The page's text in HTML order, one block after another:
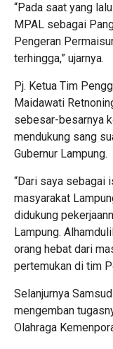
“Pada saat yang
MPAL sebagai
Pengeran
terhingga,” ujarnya.
Pj. Ketua Tim
Maidawati
sebesar-besarnya
mendukung sang
Gubernur Lampung.
“Dari saya sebagai
masyarakat
didukung
Lampung.
orang hebat dari
pertemukan di tim
Selanjurnya
mengemban
Olahraga